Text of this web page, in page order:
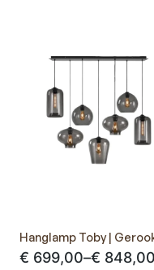
Hanglamp Toby |
€ 699,00–€ 848,00
Prijsklasse: